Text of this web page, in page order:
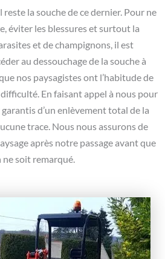
la souche de ce dernier. Pour ne
éviter les blessures et surtout la
et de champignons, il est
au dessouchage de la souche à
nos paysagistes ont l’habitude de
En faisant appel à nous pour
garantis d’un enlèvement total de la
trace. Nous nous assurons de
après notre passage avant que
ne soit remarqué.